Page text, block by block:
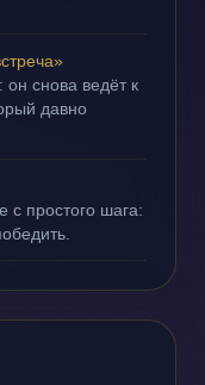
снова ведёт к
давно
простого шага: